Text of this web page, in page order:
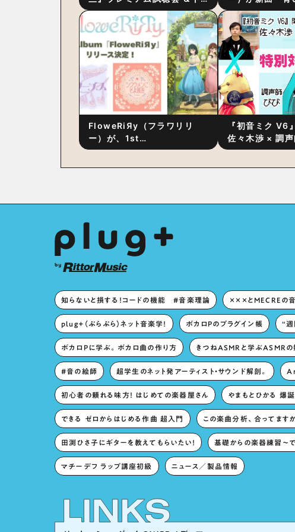
ーク・セッション 〜完成直
後の“ピュアな原音体験”と制
作秘話
ス』をリリー
ム詳細も発表
FloweRiЯy（フラワリリ
ー）が、1st
Album『FloweRiЯy』を9
『初音ミク V6
佐々木渉 × 調
別対談 〜豊か
知らないと損する！コードの機能 #音楽理論 ×××とMECREの
plug+（ぷらぷら）ネット音楽学！ ボカロPのプラグイン帳 “週
ボカロPに学ぶ。ボカロ曲の作り方 きつねASMRと学ぶASMRの
#音の絵師 超学生のネット発アーティスト・サウンド解剖。
初心者の頼れる味方！ はじめての楽器屋さん やまもとひかる 爆
できる ゼロからはじめる作曲 超入門 この楽曲分析、合ってますか
田渕ひさ子にギターを教えてもらいたい！ 基礎からの楽器練習〜
マチーデフ ラップ講座初級 ニュース／製品情報